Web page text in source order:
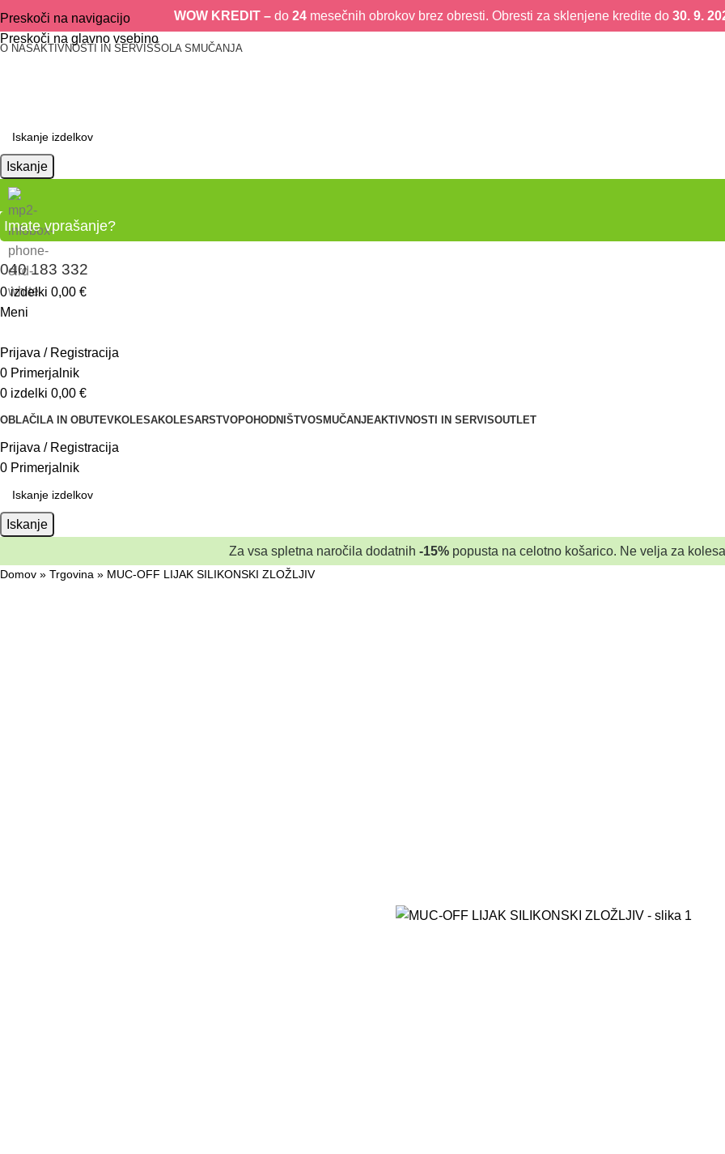
WOW KREDIT – do 24mesečnih obrokov brez obresti. Obresti za sklenjene kredite do 30. 9.
Preskoči na navigacijo
Preskoči na glavno vsebino
O NASAKTIVNOSTI IN SERVISŠOLA SMUČANJA
Iskanje
Imate vprašanje?
040 183 332
0izdelki 0,00 €
Meni
Prijava / Registracija
0 Primerjalnik
0 izdelki 0,00 €
OBLAČILA IN OBUTEVKOLESAKOLESARSTVOPOHODNIŠTVOSMUČANJEAKTIVNOSTI IN SERVISOUTLET
Prijava / Registracija
0 Primerjalnik
Iskanje
Za vsa spletna naročila dodatnih -15%popusta na celotno košarico. Ne velja za
Domov » Trgovina » MUC-OFF LIJAK SILIKONSKI ZLOŽLJIV